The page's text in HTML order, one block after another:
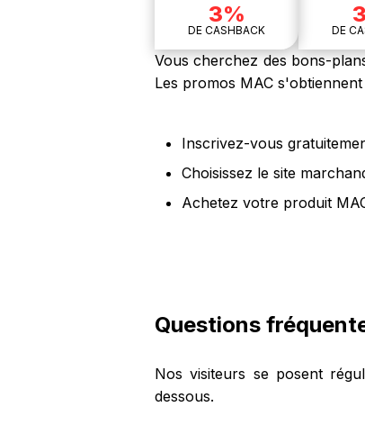
3%
DE CASHBACK DE
Vous cherchez des bons-
Les promos MAC
Inscrivez-vous
Choisissez le site
Achetez votre produit
Questions
Nos visiteurs se posent
dessous.